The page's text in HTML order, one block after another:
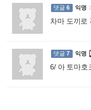
댓글 6 익명
차마 도끼로
댓글 7 익명
6/ 아 토마호